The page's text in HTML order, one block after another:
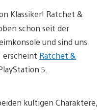
Klassiker! Ratchet &
schon seit der
und sind uns
erscheint Ratchet &
5.
kultigen Charaktere,